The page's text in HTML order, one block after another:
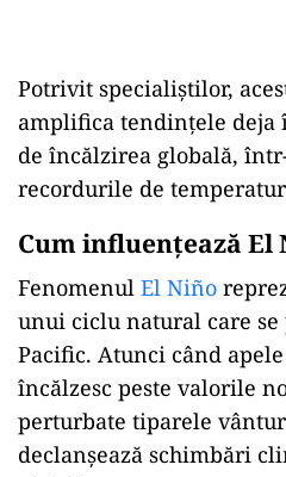
Potrivit specialiștilor,
amplifica tendințele deja
de încălzirea globală,
recordurile de
Cum influențează El
Fenomenul El Niño
unui ciclu natural care
Pacific. Atunci când
încălzesc peste valorile
perturbate tiparele
declanșează schimbări